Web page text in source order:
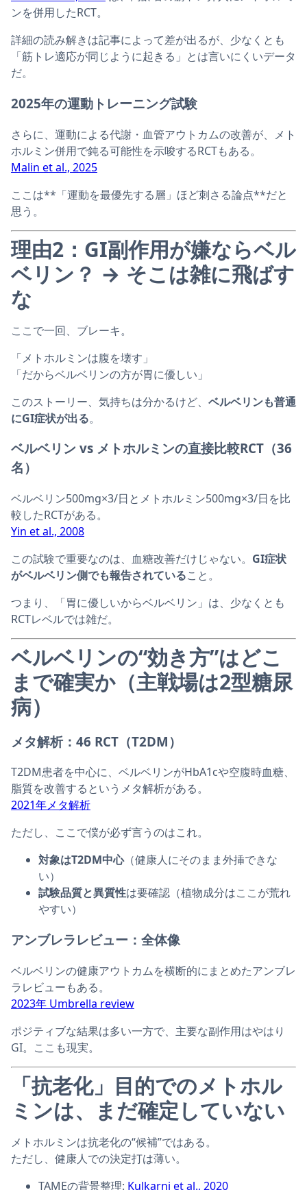
ンを併用したRCT。
詳細の読み解きは記事によって差が出るが、少なくとも
「筋トレ適応が同じように起きる」とは言いにくいデータ
だ。
2025年の運動トレーニング試験
さらに、運動による代謝・血管アウトカムの改善が、メト
ホルミン併用で鈍る可能性を示唆するRCTもある。
Malin et al., 2025
ここは**「運動を最優先する層」ほど刺さる論点**だと
思う。
理由2：GI副作用が嫌ならベル
ベリン？ → そこは雑に飛ばす
な
ここで一回、ブレーキ。
「メトホルミンは腹を壊す」
「だからベルベリンの方が胃に優しい」
このストーリー、気持ちは分かるけど、 ベルベリンも普通
にGI症状が出る。
ベルベリン vs メトホルミンの直接比較RCT（36
名）
ベルベリン500mg×3/日とメトホルミン500mg×3/日を比
較したRCTがある。
Yin et al., 2008
この試験で重要なのは、血糖改善だけじゃない。 GI症状
がベルベリン側でも報告されていること。
つまり、「胃に優しいからベルベリン」は、少なくとも
RCTレベルでは雑だ。
ベルベリンの“効き方”はどこ
まで確実か（主戦場は2型糖尿
病）
メタ解析：46 RCT（T2DM）
T2DM患者を中心に、ベルベリンがHbA1cや空腹時血糖、
脂質を改善するというメタ解析がある。
2021年メタ解析
ただし、ここで僕が必ず言うのはこれ。
対象はT2DM中心（健康人にそのまま外挿できな
い）
試験品質と異質性は要確認（植物成分はここが荒れ
やすい）
アンブレラレビュー：全体像
ベルベリンの健康アウトカムを横断的にまとめたアンブレ
ラレビューもある。
2023年 Umbrella review
ポジティブな結果は多い一方で、主要な副作用はやはり
GI。ここも現実。
「抗老化」目的でのメトホル
ミンは、まだ確定していない
メトホルミンは抗老化の“候補”ではある。
ただし、健康人での決定打は薄い。
TAMEの背景整理: Kulkarni et al., 2020